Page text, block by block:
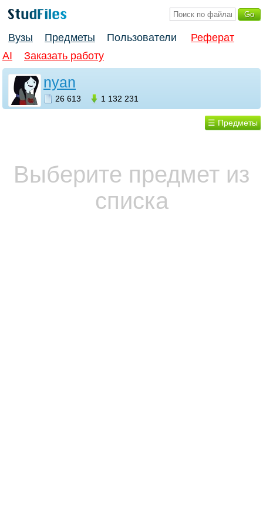
Вузы Предметы Пользователи
Реферат
AI
Заказать работу
nyan
26 613 1 132 231
☰ Предметы
Выберите предмет из
списка